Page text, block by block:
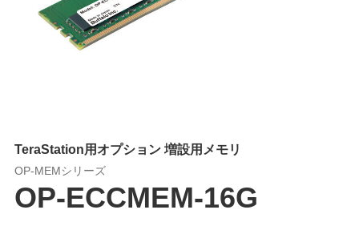
TeraStation用オプション 増設用メモリ
OP-MEMシリーズ
OP-ECCMEM-16G